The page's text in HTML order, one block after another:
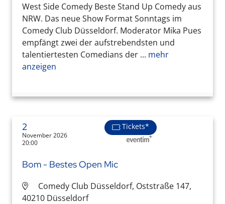
West Side Comedy Beste Stand Up Comedy aus
NRW. Das neue Show Format Sonntags im
Comedy Club Düsseldorf. Moderator Mika Pues
empfängt zwei der aufstrebendsten und
talentiertesten Comedians der ... mehr
anzeigen
2
November 2026
20:00
Tickets*
Bom - Bestes Open Mic
Comedy Club Düsseldorf, Oststraße 147,
40210 Düsseldorf